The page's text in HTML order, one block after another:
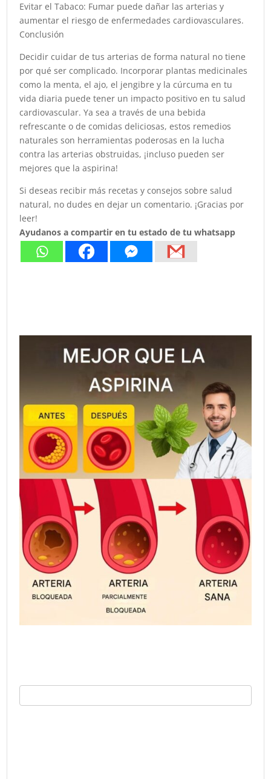
Evitar el Tabaco: Fumar puede dañar las arterias y
aumentar el riesgo de enfermedades cardiovasculares.
Conclusión
Decidir cuidar de tus arterias de forma natural no tiene
por qué ser complicado. Incorporar plantas medicinales
como la menta, el ajo, el jengibre y la cúrcuma en tu
vida diaria puede tener un impacto positivo en tu salud
cardiovascular. Ya sea a través de una bebida
refrescante o de comidas deliciosas, estos remedios
naturales son herramientas poderosas en la lucha
contra las arterias obstruidas, ¡incluso pueden ser
mejores que la aspirina!
Si deseas recibir más recetas y consejos sobre salud
natural, no dudes en dejar un comentario. ¡Gracias por
leer!
Ayudanos a compartir en tu estado de tu whatsapp